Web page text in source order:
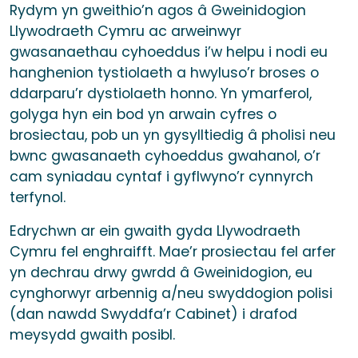
Rydym yn gweithio’n agos â Gweinidogion
Llywodraeth Cymru ac arweinwyr
gwasanaethau cyhoeddus i’w helpu i nodi eu
hanghenion tystiolaeth a hwyluso’r broses o
ddarparu’r dystiolaeth honno. Yn ymarferol,
golyga hyn ein bod yn arwain cyfres o
brosiectau, pob un yn gysylltiedig â pholisi neu
bwnc gwasanaeth cyhoeddus gwahanol, o’r
cam syniadau cyntaf i gyflwyno’r cynnyrch
terfynol.
Edrychwn ar ein gwaith gyda Llywodraeth
Cymru fel enghraifft. Mae’r prosiectau fel arfer
yn dechrau drwy gwrdd â Gweinidogion, eu
cynghorwyr arbennig a/neu swyddogion polisi
(dan nawdd Swyddfa’r Cabinet) i drafod
meysydd gwaith posibl.